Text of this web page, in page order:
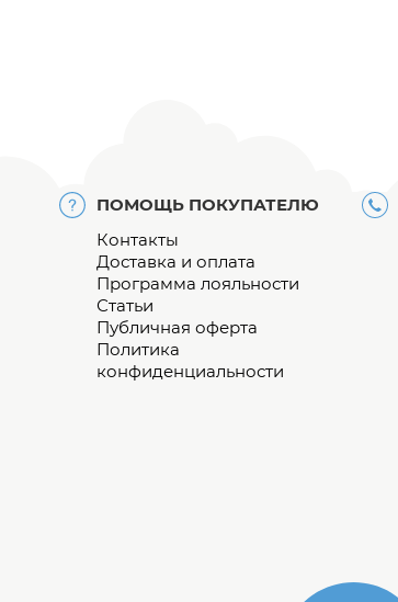
ПОМОЩЬ ПОКУПАТЕЛЮ
Контакты
Доставка и оплата
Программа лояльности
Статьи
Публичная оферта
Политика
конфиденциальности